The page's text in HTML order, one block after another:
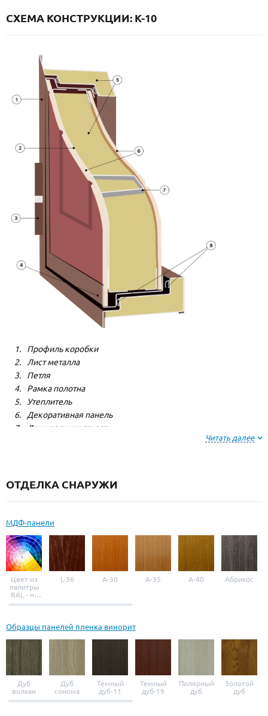
Записаться на замер
СХЕМА КОНСТРУКЦИИ: K-10
Профиль коробки
Лист металла
Петля
Рамка полотна
Утеплитель
Декоративная панель
Лонжерон жесткости
Читать далее
ОТДЕЛКА СНАРУЖИ
МДФ-панели
Цвет из
палитры
RAL - на
выбор
L-36 A-30 A-35 A-40 Абрикос
Образцы панелей пленка винорит
Дуб
волкан
Дуб
сонома
Темный
дуб-11
Темный
дуб-19
Полярный
дуб
Золотой
дуб